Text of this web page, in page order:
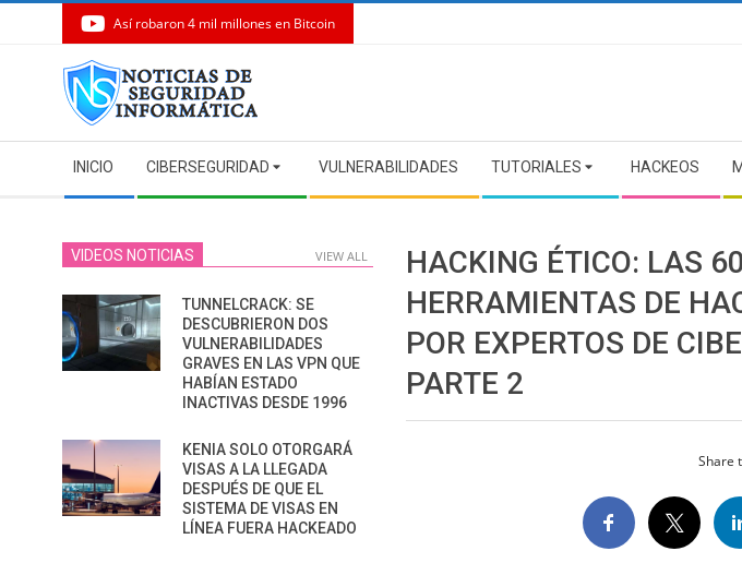
Así robaron 4 mil millones en Bitcoin
Navigation
Menu
INICIO CIBERSEGURIDAD VULNERABILIDADES TUTORIALES HACKEOS
HACKING ÉTICO: LAS
HERRAMIENTAS DE
POR EXPERTOS DE
PARTE 2
Share
VIDEOS NOTICIAS VIEW ALL
TUNNELCRACK: SE
DESCUBRIERON DOS
VULNERABILIDADES
GRAVES EN LAS VPN QUE
HABÍAN ESTADO
INACTIVAS DESDE 1996
KENIA SOLO OTORGARÁ
VISAS A LA LLEGADA
DESPUÉS DE QUE EL
SISTEMA DE VISAS EN
LÍNEA FUERA HACKEADO